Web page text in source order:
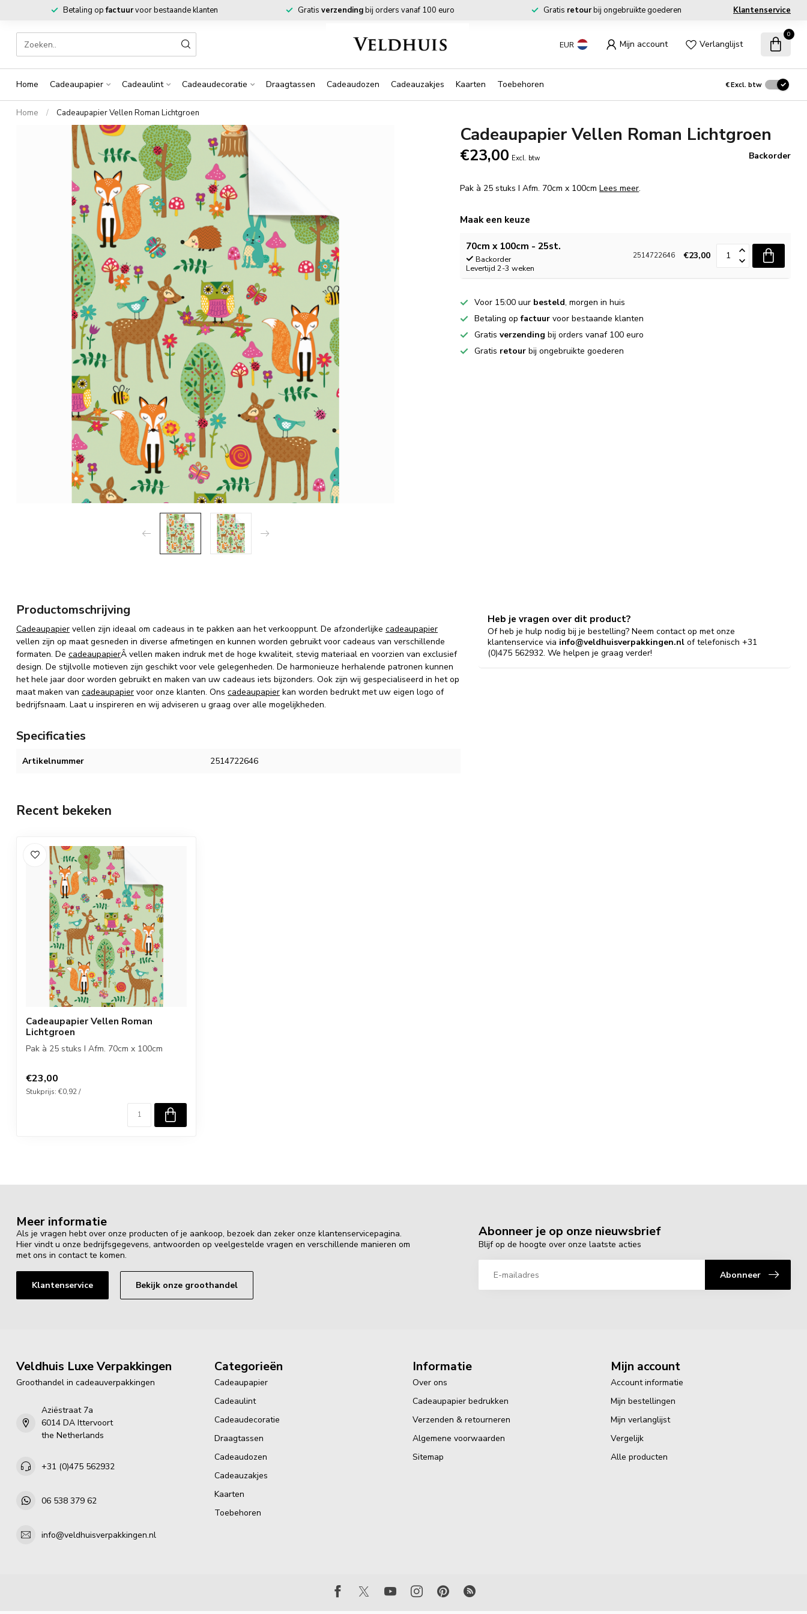
Betaling opfactuurvoor bestaande klanten Gratis verzendingbij orders vanaf 100 euro Gratis retourbij ongebruikte goederen Klantenservice
EUR Mijn account Verlanglijst
0
Home Cadeaupapier Cadeaulint Cadeaudecoratie Draagtassen Cadeaudozen Cadeauzakjes Kaarten Toebehoren €Excl. btw
Home / Cadeaupapier Vellen Roman Lichtgroen
Cadeaupapier Vellen Roman Lichtgroen
€23,00 Excl. btw Backorder
Pak à 25 stuks I Afm. 70cm x 100cmLees meer.
Maak een keuze
70cm x 100cm - 25st.
Backorder
Levertijd 2-3 weken
2514722646 €23,00
Voor 15:00 uur besteld, morgen in huis
Betaling opfactuur voor bestaande klanten
Gratisverzending bij orders vanaf 100 euro
Gratis retour bij ongebruikte goederen
Productomschrijving
Cadeaupapier vellen zijn ideaal om cadeaus in te pakken aan het verkooppunt. De afzonderlijke cadeaupapier
vellen zijn op maat gesneden in diverse afmetingen en kunnen worden gebruikt voor cadeaus van verschillende
formaten. De cadeaupapierÂ vellen maken indruk met de hoge kwaliteit, stevig materiaal en voorzien van exclusief
design. De stijlvolle motieven zijn geschikt voor vele gelegenheden. De harmonieuze herhalende patronen kunnen
het hele jaar door worden gebruikt en maken van uw cadeaus iets bijzonders. Ook zijn wij gespecialiseerd in het op
maat maken van cadeaupapier voor onze klanten. Ons cadeaupapier kan worden bedrukt met uw eigen logo of
bedrijfsnaam. Laat u inspireren en wij adviseren u graag over alle mogelijkheden.
Specificaties
Artikelnummer 2514722646
Heb je vragen over dit product?
Of heb je hulp nodig bij je bestelling? Neem contact op met onze
klantenservice via info@veldhuisverpakkingen.nl of telefonisch +31
(0)475 562932. We helpen je graag verder!
Recent bekeken
Cadeaupapier Vellen Roman
Lichtgroen
Pak à 25 stuks I Afm. 70cm x 100cm
€23,00
Stukprijs: €0,92 /
Meer informatie
Als je vragen hebt over onze producten of je aankoop, bezoek dan zeker onze klantenservicepagina.
Hier vindt u onze bedrijfsgegevens, antwoorden op veelgestelde vragen en verschillende manieren om
met ons in contact te komen.
Klantenservice Bekijk onze groothandel
Abonneer je op onze nieuwsbrief
Blijf op de hoogte over onze laatste acties
Abonneer
Veldhuis Luxe Verpakkingen
Groothandel in cadeauverpakkingen
Aziëstraat 7a
6014 DA Ittervoort
the Netherlands
+31 (0)475 562932
06 538 379 62
info@veldhuisverpakkingen.nl
Categorieën
Cadeaupapier
Cadeaulint
Cadeaudecoratie
Draagtassen
Cadeaudozen
Cadeauzakjes
Kaarten
Toebehoren
Informatie
Over ons
Cadeaupapier bedrukken
Verzenden & retourneren
Algemene voorwaarden
Sitemap
Mijn account
Account informatie
Mijn bestellingen
Mijn verlanglijst
Vergelijk
Alle producten